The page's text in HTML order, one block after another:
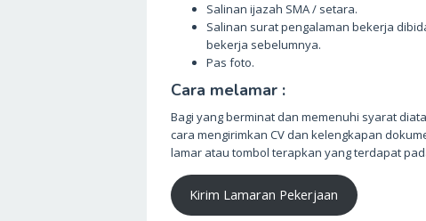
Salinan ijazah SMA / setara.
Salinan surat pengalaman bekerja
bekerja sebelumnya.
Pas foto.
Cara melamar :
Bagi yang berminat dan memenuhi syarat
cara mengirimkan CV dan kelengkapan
lamar atau tombol terapkan yang terdapat
Kirim Lamaran Pekerjaan